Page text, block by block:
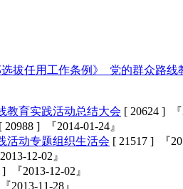
拔任用工作条例》 党的群众路线
教育实践活动总结大会 [ 20624 ] 『
[ 20988 ] 『2014-01-24』
活动专题组织生活会 [ 21517 ] 『
12-02』
『2013-12-02』
2013-11-28』